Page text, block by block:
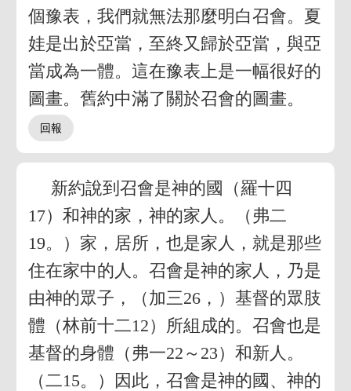
個豫表，我們就無法那麼明白召會。夏
娃是出於亞當，至終又歸於亞當，與亞
當成為一體。這在豫表上是一幅很好的
圖畫。舊約中滿了關於召會的圖畫。
新約說到召會是神的國（羅十四
17）和神的家，神的家人。（弗二
19。）家，居所，也是家人，就是那些
住在家中的人。召會是神的家人，乃是
由神的眾子，（加三26，）基督的眾肢
體（林前十二12）所組成的。召會也是
基督的身體（弗一22～23）和新人。
（二15。）因此，召會是神的國、神的